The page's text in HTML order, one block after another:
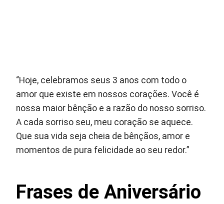
“Hoje, celebramos seus 3 anos com todo o
amor que existe em nossos corações. Você é
nossa maior bênção e a razão do nosso sorriso.
A cada sorriso seu, meu coração se aquece.
Que sua vida seja cheia de bênçãos, amor e
momentos de pura felicidade ao seu redor.”
Frases de Aniversário